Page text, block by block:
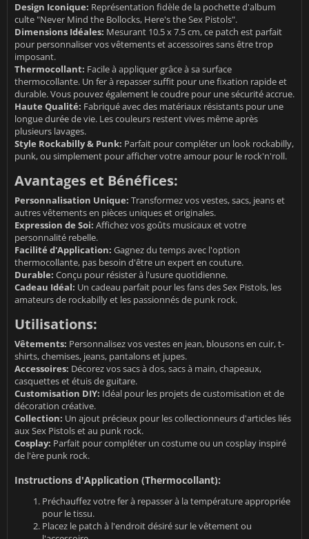
Design Iconique: Représentation fidèle de la pochette d'album
culte "Never Mind the Bollocks, Here's the Sex Pistols".
Dimensions Idéales: Mesurant 10.5 x 7.5 cm, ce patch est parfait
pour personnaliser vos vêtements et accessoires sans être trop
imposant.
Thermocollant: Facile à appliquer grâce à sa surface
thermocollante. Un fer à repasser suffit pour une fixation rapide et
durable. Vous pouvez également le coudre pour une sécurité accrue.
Haute Qualité: Fabriqué avec des matériaux résistants pour une
longue durée de vie. Les couleurs restent vives même après
plusieurs lavages.
Style Rockabilly & Punk: Parfait pour compléter un look rockabilly,
punk, ou simplement pour afficher votre amour pour le rock'n'roll.
Avantages et Bénéfices:
Personnalisation Unique: Transformez vos vestes, sacs, jeans et
autres vêtements en pièces uniques et originales.
Expression de Soi: Affichez vos goûts musicaux et votre
personnalité rebelle.
Facilité d'Application: Gagnez du temps avec l'option
thermocollante, pas besoin d'être un expert en couture.
Durable: Conçu pour résister à l'usure quotidienne.
Cadeau Idéal: Un cadeau parfait pour les fans des Sex Pistols, les
amateurs de rockabilly et les passionnés de punk rock.
Utilisations:
Vêtements: Personnalisez vos vestes en jean, blousons en cuir, t-
shirts, chemises, jeans, pantalons et jupes.
Accessoires: Décorez vos sacs à dos, sacs à main, chapeaux,
casquettes et étuis de guitare.
Customisation DIY: Idéal pour les projets de customisation et de
décoration créative.
Collection: Un ajout précieux pour les collectionneurs d'articles liés
aux Sex Pistols et au punk rock.
Cosplay: Parfait pour compléter un costume ou un cosplay inspiré
de l'ère punk rock.
Instructions d'Application (Thermocollant):
Préchauffez votre fer à repasser à la température appropriée
pour le tissu.
Placez le patch à l'endroit désiré sur le vêtement ou